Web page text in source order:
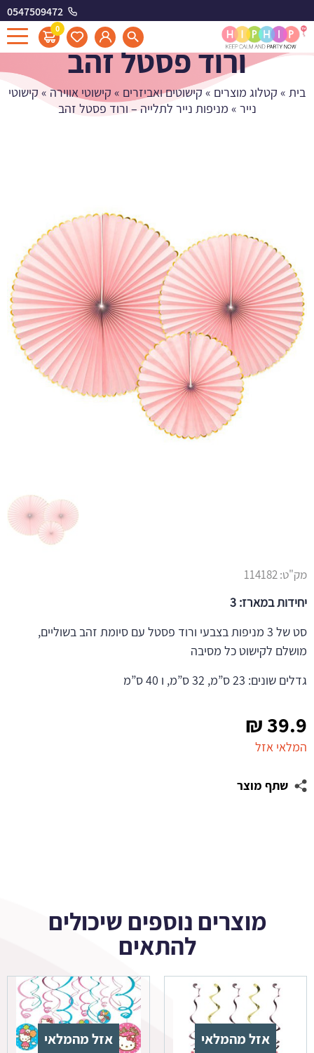
0547509472
0
מניפות נייר לתלייה -
ורוד פסטל זהב
בית » קטלוג מוצרים » קישוטים ואביזרים » קישוטי אווירה» קישוטי
נייר » מניפות נייר לתלייה – ורוד פסטל זהב
39.9
₪
המלאי אזל
שתף מוצר
מק"ט:114182
יחידות במארז: 3
סט של 3 מניפות בצבעי ורוד פסטל עם סיומת זהב בשוליים,
מושלם לקישוט כל מסיבה
גדלים שונים: 23 ס”מ, 32 ס”מ, ו 40 ס”מ
מוצרים נוספים שיכולים
להתאים
אזל מהמלאי אזל מהמלאי